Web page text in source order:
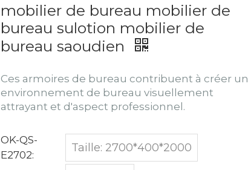
mobilier de bureau mobilier de
bureau sulotion mobilier de
bureau saoudien
Ces armoires de bureau contribuent à créer un
environnement de bureau visuellement
attrayant et d'aspect professionnel.
OK-QS-
E2702:
Taille: 2700*400*2000